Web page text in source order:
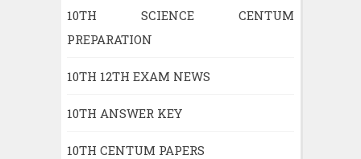
10TH SCIENCE CENTUM
PREPARATION
10TH 12TH EXAM NEWS
10TH ANSWER KEY
10TH CENTUM PAPERS